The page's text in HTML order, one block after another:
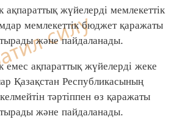
жүйелерді мемлекеттік
мемлекеттік бюджет қаражаты
және пайдаланады.
ақпараттық жүйелерді жеке
Қазақстан Республикасының
тәртіппен өз қаражаты
және пайдаланады.